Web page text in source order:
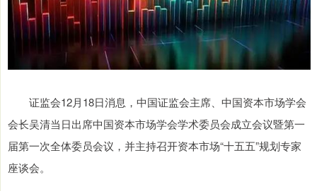
证监会12月18日消息，中国证监会主席、中国资本市场学会
会长吴清当日出席中国资本市场学会学术委员会成立会议暨第一
届第一次全体委员会议，并主持召开资本市场“十五五”规划专家
座谈会。